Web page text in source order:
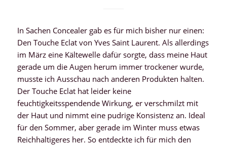
In Sachen Concealer gab es für mich bisher nur einen:
Den Touche Eclat von Yves Saint Laurent. Als allerdings
im März eine Kältewelle dafür sorgte, dass meine Haut
gerade um die Augen herum immer trockener wurde,
musste ich Ausschau nach anderen Produkten halten.
Der Touche Eclat hat leider keine
feuchtigkeitsspendende Wirkung, er verschmilzt mit
der Haut und nimmt eine pudrige Konsistenz an. Ideal
für den Sommer, aber gerade im Winter muss etwas
Reichhaltigeres her. So entdeckte ich für mich den